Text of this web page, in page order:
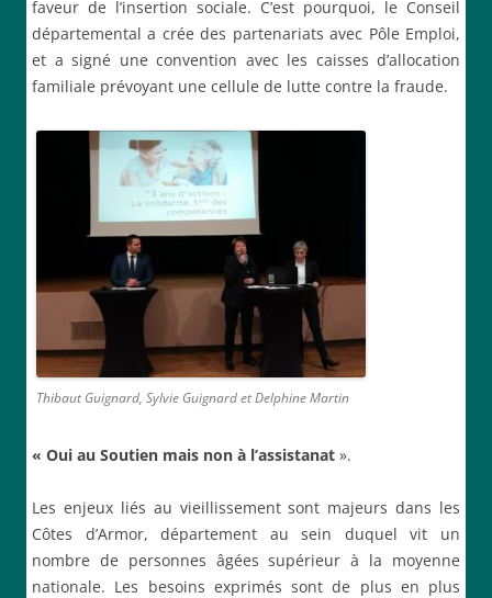
faveur de l’insertion sociale. C’est pourquoi, le Conseil
départemental a crée des partenariats avec Pôle Emploi,
et a signé une convention avec les caisses d’allocation
familiale prévoyant une cellule de lutte contre la fraude.
Thibaut Guignard, Sylvie Guignard et Delphine Martin
« Oui au Soutien mais non à l’assistanat ».
Les enjeux liés au vieillissement sont majeurs dans les
Côtes d’Armor, département au sein duquel vit un
nombre de personnes âgées supérieur à la moyenne
nationale. Les besoins exprimés sont de plus en plus